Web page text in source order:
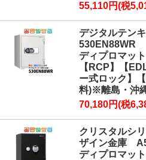
55,110円(税
デジタルテン
530EN88WR
ディプロマッ
【RCP】【
ー式ロック】
料)※離島・沖
70,180円(税
クリスタルシ
ザイン金庫
ディプロマッ